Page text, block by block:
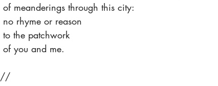
of meanderings through this city:
no rhyme or reason
to the patchwork
of you and me.
//